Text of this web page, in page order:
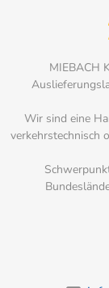
MIEBACH
Wir sind eine
verkehrstechnisch